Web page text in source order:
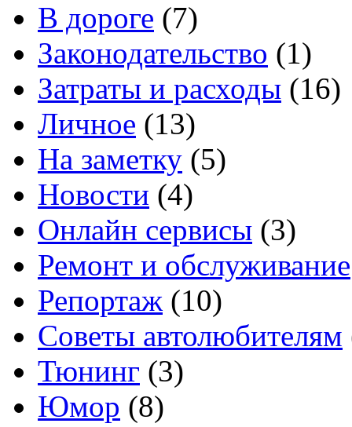
В дороге (7)
Законодательство (1)
Затраты и расходы (16)
Личное (13)
На заметку (5)
Новости (4)
Онлайн сервисы (3)
Ремонт и обслуживание
Репортаж (10)
Советы автолюбителям
Тюнинг (3)
Юмор (8)